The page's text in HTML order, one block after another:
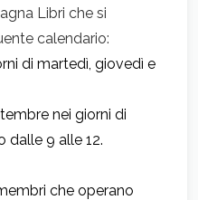
Libri che si
calendario:
di martedì, giovedì e
nei giorni di
dalle 9 alle 12.
che operano